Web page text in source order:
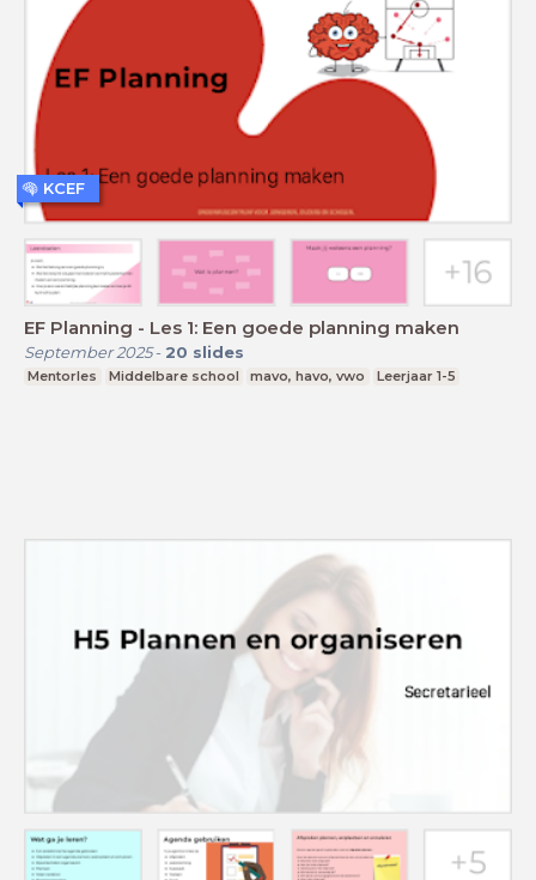
EF Planning - Les 1: Een goede planning maken
September 2025- 20 slides
Mentorles Middelbare school mavo, havo, vwo Leerjaar 1-5
KCEF